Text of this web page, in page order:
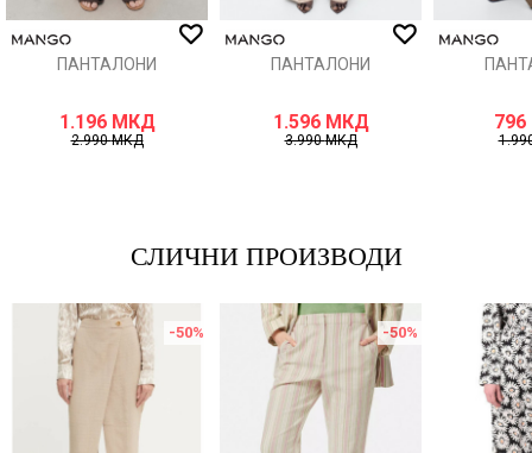
ПАНТАЛОНИ
1.196 МКД
2.990МКД
ПАНТАЛОНИ
1.596 МКД
3.990МКД
796
СЛИЧНИ ПРОИЗВОДИ
-50% -50%